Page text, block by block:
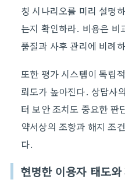
칭 시나리오를 미리 설명
는지 확인하라. 비용은
품질과 사후 관리에 비례
또한 평가 시스템이 독립
뢰도가 높아진다. 상담사
터 보안 조치도 중요한 판
약서상의 조항과 해지 조
다.
현명한 이용자 태도